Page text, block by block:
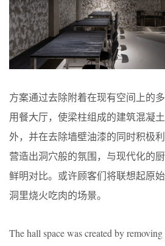
方案通过去除附着在现有空间上的
用餐大厅，使梁柱组成的建筑混凝
外，并在去除墙壁油漆的同时积极利
营造出洞穴般的氛围，与现代化的
鲜明对比。或许顾客们将联想起原
洞里烧火吃肉的场景。
The hall space was created by